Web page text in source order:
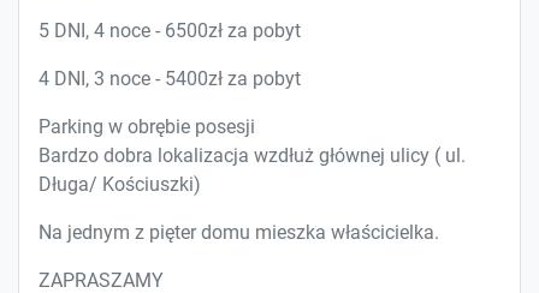
5 DNI, 4 noce - 6500zł za pobyt
4 DNI, 3 noce - 5400zł za pobyt
Parking w obrębie posesji
Bardzo dobra lokalizacja wzdłuż głównej ulicy ( ul.
Długa/ Kościuszki)
Na jednym z pięter domu mieszka właścicielka.
ZAPRASZAMY